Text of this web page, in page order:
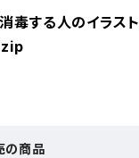
毒する人のイラスト
の商品